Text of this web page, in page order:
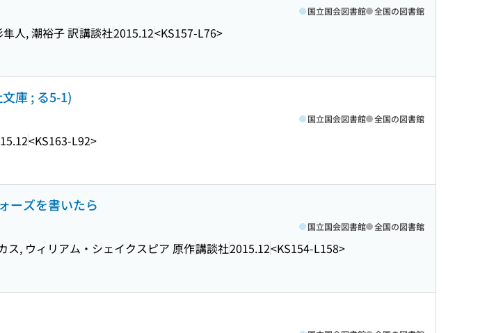
人, 潮裕子 訳講談社2015.12<KS157-L76>
国立国会図書館 全国の図書館
庫 ; る5-1)
<KS163-L92>
国立国会図書館 全国の図書館
ーズを書いたら
ス, ウィリアム・シェイクスピア 原作講談社2015.12<KS154-L158>
国立国会図書館 全国の図書館